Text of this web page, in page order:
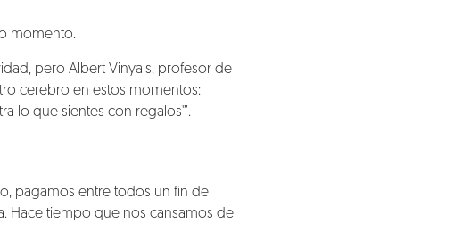
momento.
pero Albert Vinyals, profesor de
cerebro en estos momentos:
lo que sientes con regalos'”.
pagamos entre todos un fin de
Hace tiempo que nos cansamos de